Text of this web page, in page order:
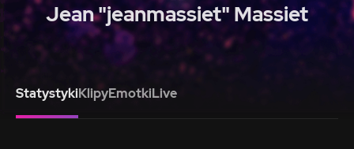
Jean "jeanmassiet" Massiet
StatystykiKlipyEmotkiLive